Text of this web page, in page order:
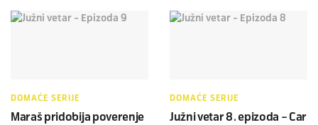
DOMAĆE SERIJE
Maraš pridobija poverenje
DOMAĆE SERIJE
Južni vetar 8. epizoda – Car